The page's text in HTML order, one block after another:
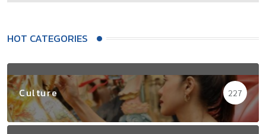
HOT CATEGORIES
Culture 227